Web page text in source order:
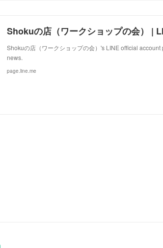
Shokuの店（ワークショップの会） |
Shokuの店（ワークショップの会）'s LINE official
news.
page.line.me